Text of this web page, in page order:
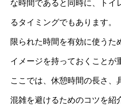
な時間であると同時に、トイ
るタイミングでもあります。
限られた時間を有効に使うた
イメージを持っておくことが
ここでは、休憩時間の長さ、
混雑を避けるためのコツを紹